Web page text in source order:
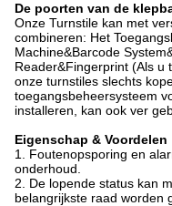
De poorten van de
Onze Turnstile kan met
combineren: Het
Machine&Barcode
Reader&Fingerprint (Als u
onze turnstiles slechts
toegangsbeheersysteem
installeren, kan ook ver
Eigenschap & Voordelen
1. Foutenopsporing en
onderhoud.
2. De lopende status kan
belangrijkste raad worden